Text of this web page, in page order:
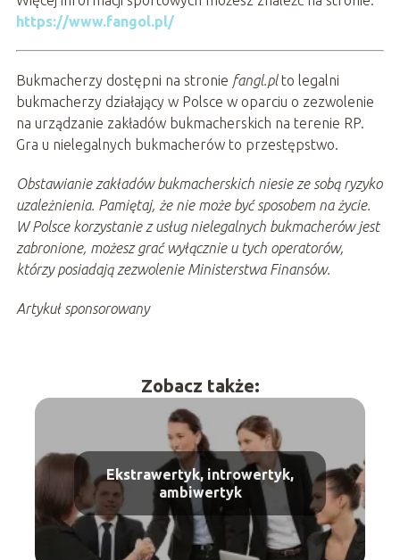
https://www.fangol.pl/
Bukmacherzy dostępni na stronie fangl.plto legalni
bukmacherzy działający w Polsce w oparciu o zezwolenie
na urządzanie zakładów bukmacherskich na terenie RP.
Gra u nielegalnych bukmacherów to przestępstwo.
Obstawianie zakładów bukmacherskich niesie ze sobą ryzyko
uzależnienia. Pamiętaj, że nie może być sposobem na życie.
W Polsce korzystanie z usług nielegalnych bukmacherów jest
zabronione, możesz grać wyłącznie u tych operatorów,
którzy posiadają zezwolenie Ministerstwa Finansów.
Artykuł sponsorowany
Zobacz także:
Ekstrawertyk, introwertyk,
ambiwertyk